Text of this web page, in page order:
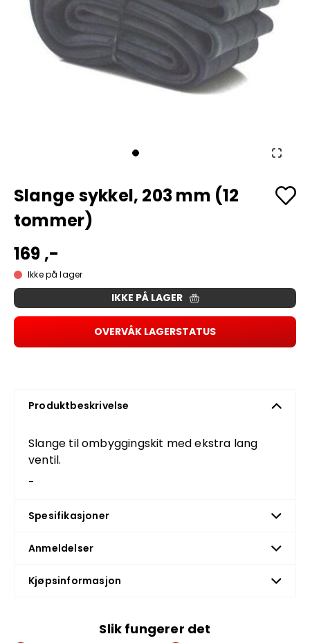
Slange sykkel, 203 mm (12
tommer)
169 ,-
Ikke på lager
IKKE PÅ LAGER
OVERVÅK LAGERSTATUS
Produktbeskrivelse
Slange til ombyggingskit med ekstra lang
ventil.
-
Spesifikasjoner
Anmeldelser
Kjøpsinformasjon
Slik fungerer det